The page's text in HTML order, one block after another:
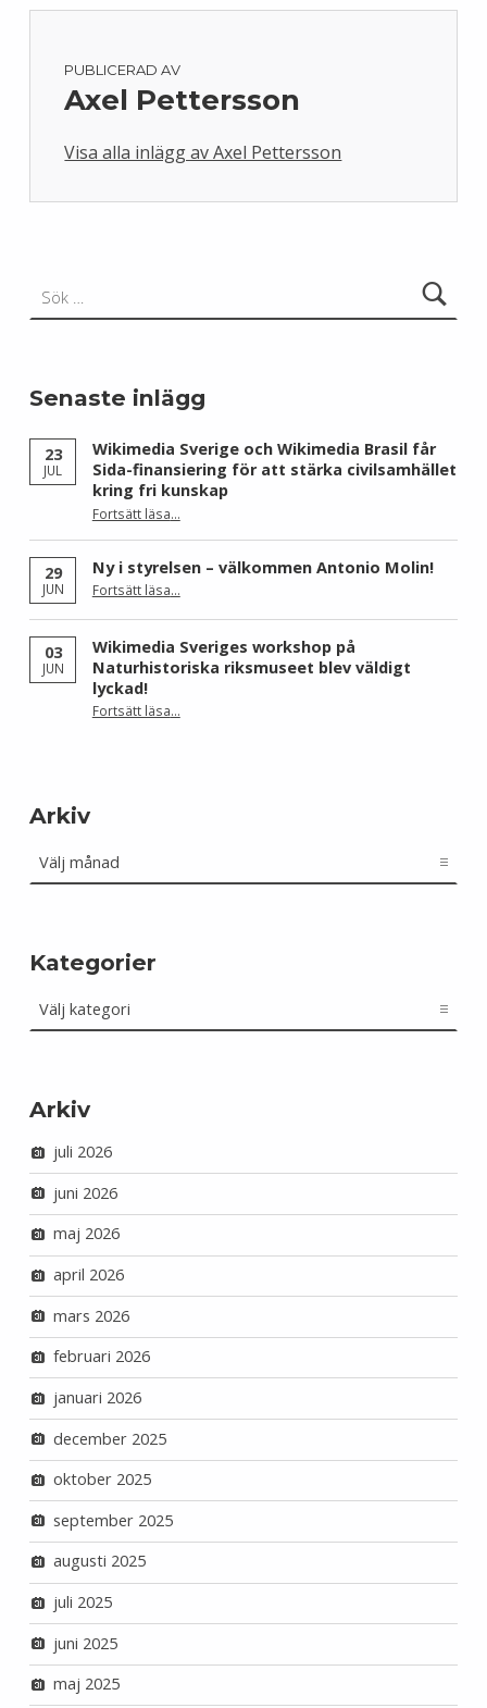
PUBLICERAD AV
Axel Pettersson
Visa alla inlägg av Axel Pettersson
Skip back to main navigation
Senaste inlägg
23
JUL
Wikimedia Sverige och Wikimedia Brasil får
Sida-finansiering för att stärka civilsamhället
kring fri kunskap
Fortsätt läsa“Wikimedia Sverige och Wikimedia Brasil får Sida-finansiering för att stärka civilsamhället kring fri kunskap”
…
29
JUN
Ny i styrelsen – välkommen Antonio Molin!
Fortsätt läsa“Ny i styrelsen – välkommen Antonio Molin!”
…
03
JUN
Wikimedia Sveriges workshop på
Naturhistoriska riksmuseet blev väldigt
lyckad!
Fortsätt läsa“Wikimedia Sveriges workshop på Naturhistoriska riksmuseet blev väldigt lyckad!”
…
Arkiv
Kategorier
Arkiv
juli 2026
juni 2026
maj 2026
april 2026
mars 2026
februari 2026
januari 2026
december 2025
oktober 2025
september 2025
augusti 2025
juli 2025
juni 2025
maj 2025